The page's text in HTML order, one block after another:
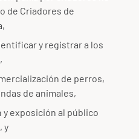
de Criadores de
y registrar a los
de perros,
de animales,
exposición al público
y